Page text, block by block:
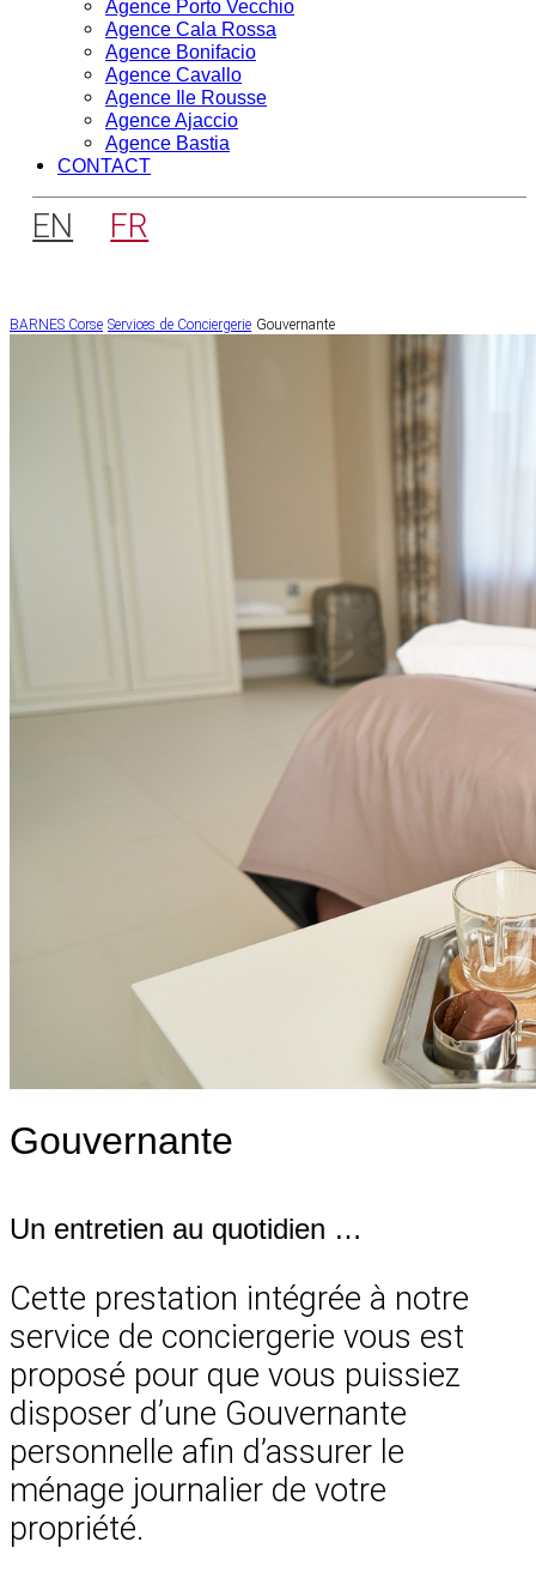
Agence Porto Vecchio
Agence Cala Rossa
Agence Bonifacio
Agence Cavallo
Agence Ile Rousse
Agence Ajaccio
Agence Bastia
CONTACT
EN FR
BARNES Corse Services de Conciergerie Gouvernante
Gouvernante
Un entretien au quotidien …
Cette prestation intégrée à notre
service de conciergerie vous est
proposé pour que vous puissiez
disposer d’une Gouvernante
personnelle afin d’assurer le
ménage journalier de votre
propriété.